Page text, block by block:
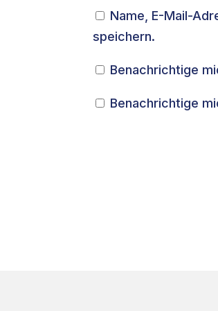
Name, E-Mail-
speichern.
Benachrichtige
Benachrichtige